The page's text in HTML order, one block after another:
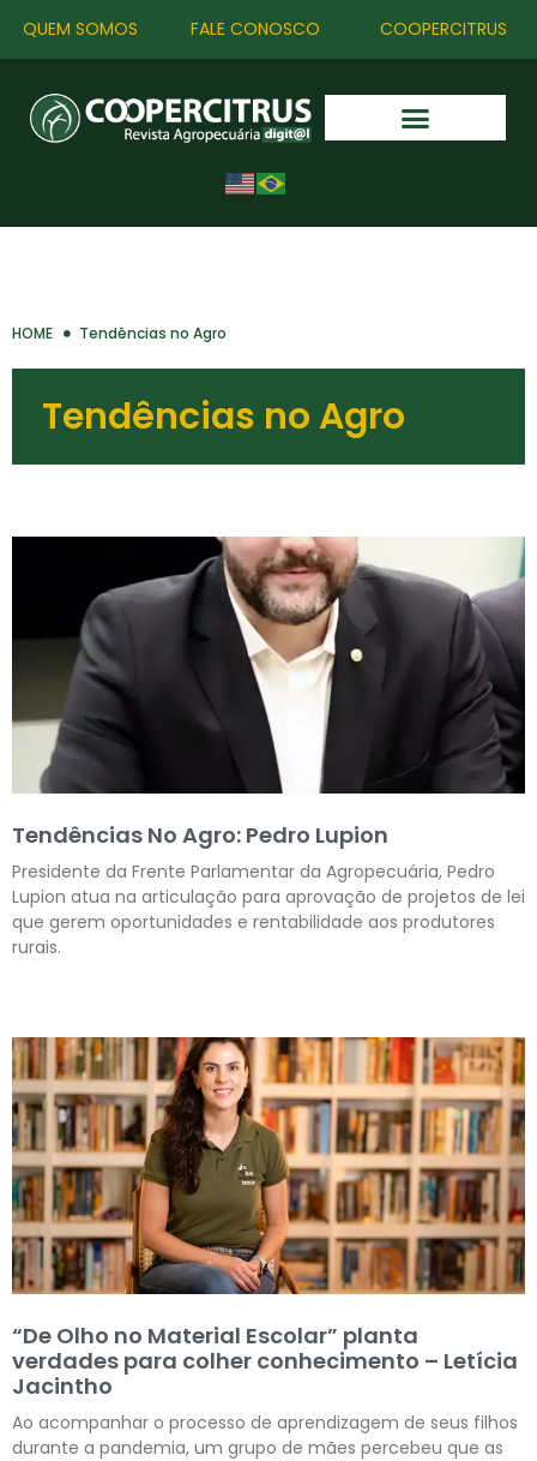
QUEM SOMOS FALE CONOSCO COOPERCITRUS
HOME Tendências no Agro
Tendências no Agro
Tendências No Agro: Pedro Lupion
Presidente da Frente Parlamentar da Agropecuária, Pedro
Lupion atua na articulação para aprovação de projetos de lei
que gerem oportunidades e rentabilidade aos produtores
rurais.
“De Olho no Material Escolar” planta
verdades para colher conhecimento – Letícia
Jacintho
Ao acompanhar o processo de aprendizagem de seus filhos
durante a pandemia, um grupo de mães percebeu que as